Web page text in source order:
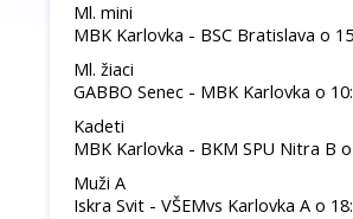
Ml. mini
MBK Karlovka - BSC Bratislava o
Ml. žiaci
GABBO Senec - MBK Karlovka o
Kadeti
MBK Karlovka - BKM SPU Nitra B
Muži A
Iskra Svit - VŠEMvs Karlovka A o